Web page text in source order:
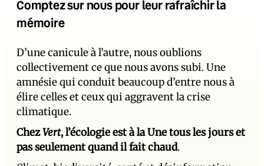
Comptez sur nous pour leur rafraîchir la
mémoire
D’une canicule à l’autre, nous oublions
collectivement ce que nous avons subi. Une
amnésie qui conduit beaucoup d’entre nous à
élire celles et ceux qui aggravent la crise
climatique.
ChezVert, l’écologie est à la Une tous les jours et
pas seulement quand il fait chaud.